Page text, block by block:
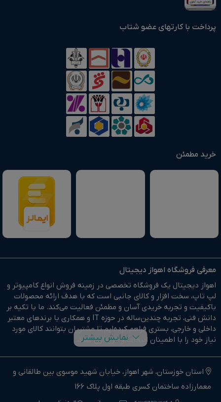
پرداخت با کارتهای عضو شتاب
خرید مطمئن
معرفی فروشگاه اهواز دیجیتال
اهواز دیجیتال یک فروشگاه تخصصی در زمینه فروش انواع کامپیوتر و
لپ تاپ، سخت افزار و کالای جانبی است که با هدف ارائه محصولات
باکیفیت و تجربه خریدی آسان و مطمئن فعالیت می‌کند. ما با تکیه بر
دانش فنی، تجربه چندین‌ساله در حوزه IT و همکاری با برندهای معتبر
داخلی و خارجی، بستری فراهم کرده‌ایم تا مشتریان بتوانند کالای مورد
نیاز خود را با اطمینان انتخاب و خریداری کنند.
در وبسایت اهواز دیجیتال براحتی خرید آنلاین انجام دهید و در
کوتاهترین زمان ممکن کالای خود را تحویل بگیرید.
ما وارد کننده مستقیم انواع کامپیوتر،لپ تاپ و سخت افزار استوک و
اوپن باکس در جنوب غرب کشور هستیم.
نمایش بیشتر
استان خوزستان، شهر اهواز، خیابان شهید موسوی بین طالقانی و
معمارزاده ساختمان کسری طبقه اول پلاک 166